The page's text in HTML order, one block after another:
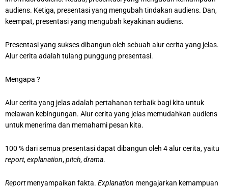
audiens. Ketiga, presentasi yang mengubah tindakan audiens. Dan,
keempat, presentasi yang mengubah keyakinan audiens.
Presentasi yang sukses dibangun oleh sebuah alur cerita yang jelas.
Alur cerita adalah tulang punggung presentasi.
Mengapa ?
Alur cerita yang jelas adalah pertahanan terbaik bagi kita untuk
melawan kebingungan. Alur cerita yang jelas memudahkan audiens
untuk menerima dan memahami pesan kita.
100 % dari semua presentasi dapat dibangun oleh 4 alur cerita, yaitu
report,explanation,pitch,drama.
Reportmenyampaikan fakta. Explanation mengajarkan kemampuan